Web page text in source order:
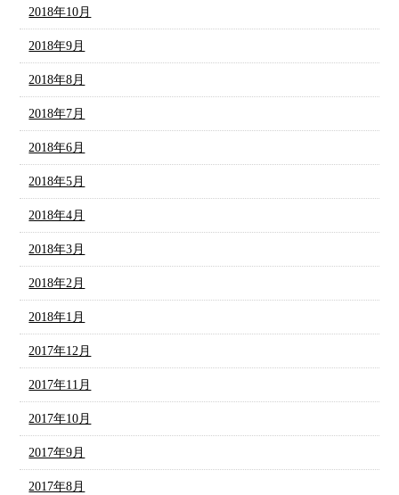
2018年10月
2018年9月
2018年8月
2018年7月
2018年6月
2018年5月
2018年4月
2018年3月
2018年2月
2018年1月
2017年12月
2017年11月
2017年10月
2017年9月
2017年8月